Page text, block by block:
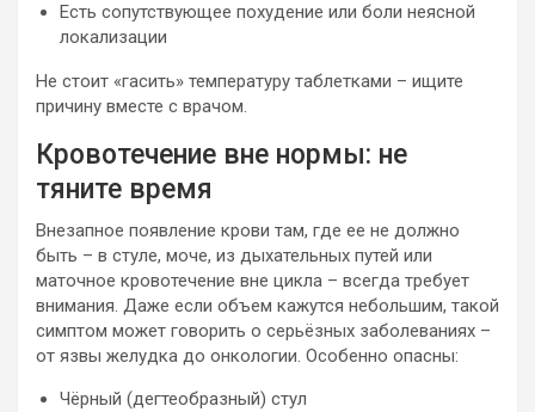
Есть сопутствующее похудение или боли неясной
локализации
Не стоит «гасить» температуру таблетками – ищите
причину вместе с врачом.
Кровотечение вне нормы: не
тяните время
Внезапное появление крови там, где ее не должно
быть – в стуле, моче, из дыхательных путей или
маточное кровотечение вне цикла – всегда требует
внимания. Даже если объем кажутся небольшим, такой
симптом может говорить о серьёзных заболеваниях –
от язвы желудка до онкологии. Особенно опасны:
Чёрный (дегтеобразный) стул